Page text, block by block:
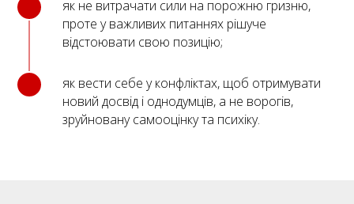
як не витрачати сили на порожню гризню,
проте у важливих питаннях рішуче
відстоювати свою позицію;
як вести себе у конфліктах, щоб отримувати
новий досвід і однодумців, а не ворогів,
зруйновану самооцінку та психіку.